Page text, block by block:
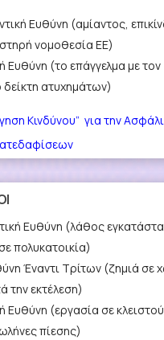
Ευθύνη (αμίαντος,
νομοθεσία ΕΕ)
Ευθύνη (το επάγγελμα με τον
ατυχημάτων)
Κινδύνου” για την
Ευθύνη (λάθος
πολυκατοικία)
Έναντι Τρίτων (ζημιά σε
την εκτέλεση)
Ευθύνη (εργασία σε
πίεσης)